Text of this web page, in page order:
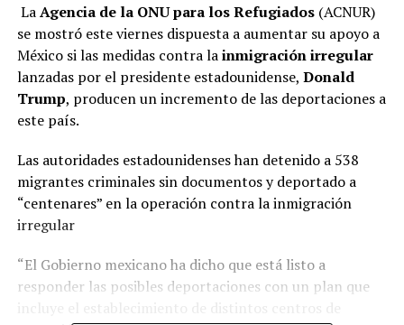
LaAgencia de la ONU para los Refugiados(ACNUR)
se mostró este viernes dispuesta a aumentar su apoyo a
México si las medidas contra lainmigración irregular
lanzadas por el presidente estadounidense, Donald
Trump, producen un incremento de las deportaciones a
este país.
Las autoridades estadounidenses han detenido a 538
migrantes criminales sin documentos y deportado a
“centenares” en la operación contra la inmigración
irregular
“El Gobierno mexicano ha dicho que está listo a
responder las posibles deportaciones con un plan que